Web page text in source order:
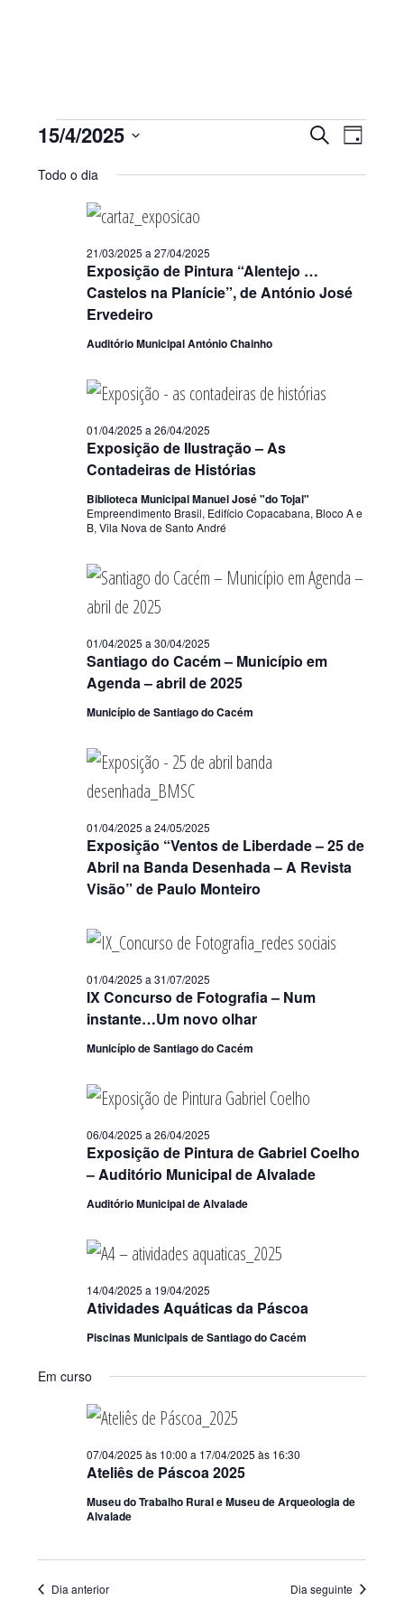
Eventos
15/04/2025
de
pesquisa
PESQUISAR
de
DIA
15/4/2025
Todo o dia
Exposição de Pintura “Alentejo …
Castelos na Planície”, de António José
Ervedeiro
21/03/2025 a 27/04/2025
Auditório Municipal António Chainho
Exposição de Ilustração – As
Contadeiras de Histórias
01/04/2025 a 26/04/2025
Biblioteca Municipal Manuel José "do Tojal"
Empreendimento Brasil, Edifício Copacabana, Bloco A e
B, Vila Nova de Santo André
Santiago do Cacém – Município em
Agenda – abril de 2025
01/04/2025 a 30/04/2025
Município de Santiago do Cacém
Exposição “Ventos de Liberdade – 25 de
Abril na Banda Desenhada – A Revista
Visão” de Paulo Monteiro
01/04/2025 a 24/05/2025
IX Concurso de Fotografia – Num
instante…Um novo olhar
01/04/2025 a 31/07/2025
Município de Santiago do Cacém
Exposição de Pintura de Gabriel Coelho
– Auditório Municipal de Alvalade
06/04/2025 a 26/04/2025
Auditório Municipal de Alvalade
Atividades Aquáticas da Páscoa
14/04/2025 a 19/04/2025
Piscinas Municipais de Santiago do Cacém
Em curso
Ateliês de Páscoa 2025
07/04/2025 às 10:00 a 17/04/2025 às 16:30
Museu do Trabalho Rural e Museu de Arqueologia de
Alvalade
Dia anterior Dia seguinte